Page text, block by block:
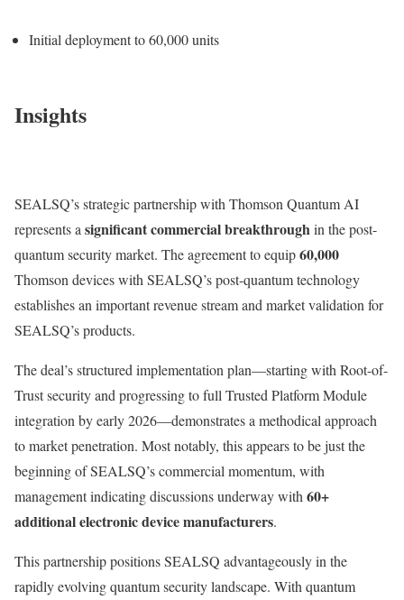
Initial deployment to 60,000 units
Insights
SEALSQ’s strategic partnership with Thomson Quantum AI
represents a significant commercial breakthroughin the post-
quantum security market. The agreement to equip60,000
Thomson devices with SEALSQ’s post-quantum technology
establishes an important revenue stream and market validation for
SEALSQ’s products.
The deal’s structured implementation plan—starting with Root-of-
Trust security and progressing to full Trusted Platform Module
integration by early 2026—demonstrates a methodical approach
to market penetration. Most notably, this appears to be just the
beginning of SEALSQ’s commercial momentum, with
management indicating discussions underway with 60+
additional electronic device manufacturers.
This partnership positions SEALSQ advantageously in the
rapidly evolving quantum security landscape. With quantum